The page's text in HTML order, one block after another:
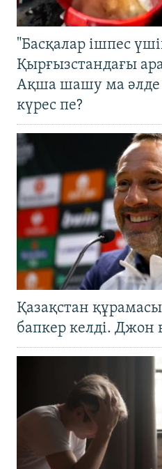
"Басқалар ішпес
Қырғызстандағы
Ақша шашу ма
күрес пе?
Қазақстан
бапкер келді. Джон